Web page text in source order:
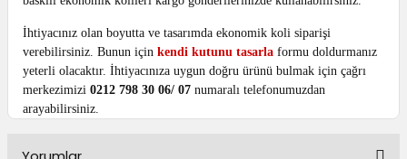
İhtiyacınız olan boyutta ve tasarımda ekonomik koli siparişi
verebilirsiniz. Bunun için kendi kutunu tasarla formu doldurmanız
yeterli olacaktır. İhtiyacınıza uygun doğru ürünü bulmak için çağrı
merkezimizi 0212 798 30 06/ 07 numaralı telefonumuzdan
arayabilirsiniz.